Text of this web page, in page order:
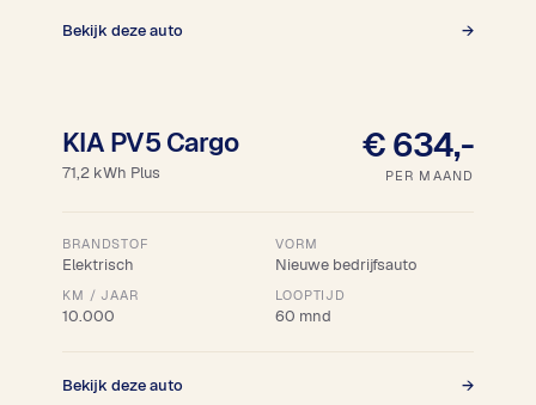
Bekijk deze auto →
KIA PV5 Cargo
71,2 kWh Plus
€ 634,-
PER MAAND
BRANDSTOF
Elektrisch
VORM
Nieuwe bedrijfsauto
KM / JAAR
10.000
LOOPTIJD
60 mnd
Bekijk deze auto →